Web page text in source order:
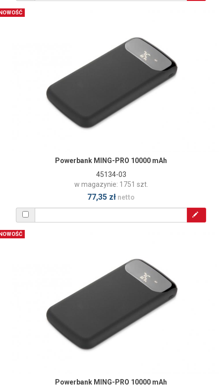
Powerbank MING-PRO 10000 mAh
45134-03
w magazynie: 1751 szt.
77,35 zł netto
Powerbank MING-PRO 10000 mAh